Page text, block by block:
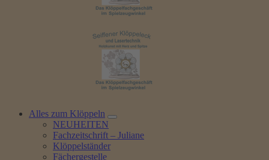
Alles zum Klöppeln
NEUHEITEN
Fachzeitschrift – Juliane
Klöppelständer
Fächergestelle